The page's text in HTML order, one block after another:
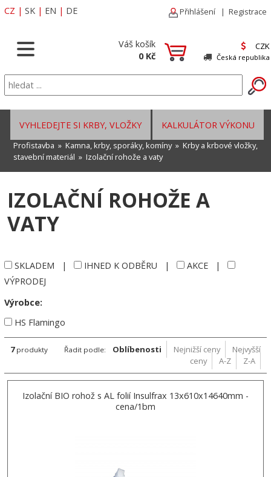
CZ | SK | EN | DE Přihlášení | Registrace
Váš košík
0 Kč
CZK
Česká republika
KALKULÁTOR VÝKONU
VYHLEDEJTE SI KRBY, VLOŽKY
Profistavba » Kamna, krby, sporáky, komíny» Krby a krbové vložky,
stavební materiál » Izolační rohože a vaty
IZOLAČNÍ ROHOŽE A
VATY
SKLADEM | IHNED K ODBĚRU | AKCE |
VÝPRODEJ
Výrobce:
HS Flamingo
7 produkty Řadit podle: Oblíbenosti Nejnižší ceny
Nejvyšší
ceny
A-Z Z-A
Izolační BIO rohož s AL folií Insulfrax 13x610x14640mm -
cena/1bm